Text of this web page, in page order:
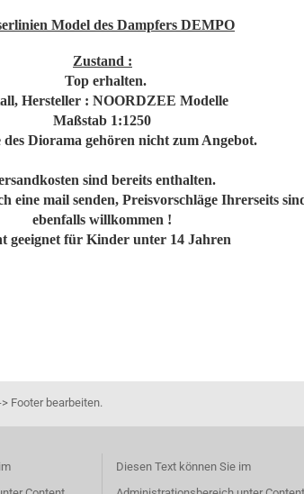
Model des Dampfers DEMPO
Zustand :
Top erhalten.
Hersteller : NOORDZEE Modelle
Maßstab 1:1250
des Diorama gehören nicht zum Angebot.
sind bereits enthalten.
eine mail senden, Preisvorschläge Ihrerseits
ebenfalls willkommen !
geeignet für Kinder unter 14 Jahren
Footer bearbeiten.
Diesen Text können Sie im